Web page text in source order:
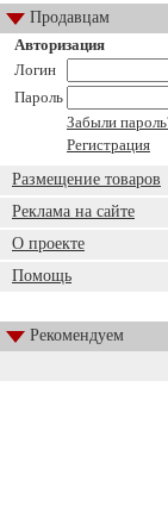
Продавцам
Авторизация
Логин
Пароль
Забыли
Регистрация
Размещение товаров
Реклама на сайте
О проекте
Помощь
Рекомендуем